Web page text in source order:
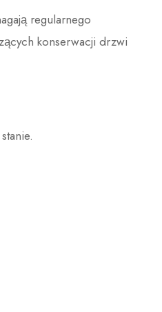
regularnego
konserwacji drzwi